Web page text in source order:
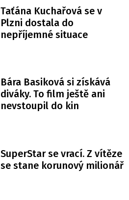
Taťána Kuchařová se v
Plzni dostala do
nepříjemné situace
Bára Basiková si získává
diváky. To film ještě ani
nevstoupil do kin
SuperStar se vrací. Z vítěze
se stane korunový milionář